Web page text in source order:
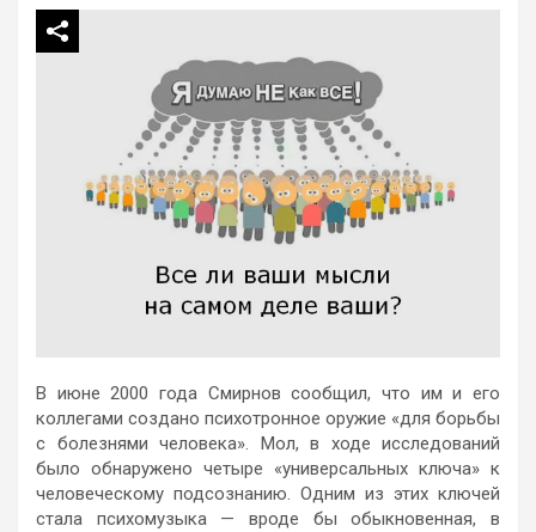
В июне 2000 года Смирнов сообщил, что им и его
коллегами создано психотронное оружие «для борьбы
с болезнями человека». Мол, в ходе исследований
было обнаружено четыре «универсальных ключа» к
человеческому подсознанию. Одним из этих ключей
стала психомузыка — вроде бы обыкновенная, в